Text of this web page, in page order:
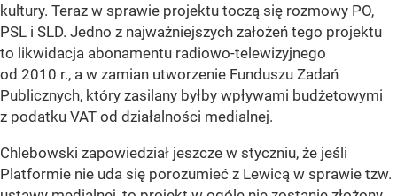
kultury. Teraz w sprawie projektu toczą się rozmowy PO,
PSL i SLD. Jedno z najważniejszych założeń tego projektu
to likwidacja abonamentu radiowo-telewizyjnego
od 2010 r., a w zamian utworzenie Funduszu Zadań
Publicznych, który zasilany byłby wpływami budżetowymi
z podatku VAT od działalności medialnej.
Chlebowski zapowiedział jeszcze w styczniu, że jeśli
Platformie nie uda się porozumieć z Lewicą w sprawie tzw.